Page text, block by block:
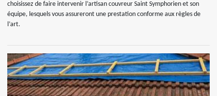
choisissez de faire intervenir l’artisan couvreur Saint Symphorien et son
équipe, lesquels vous assureront une prestation conforme aux règles de
l’art.